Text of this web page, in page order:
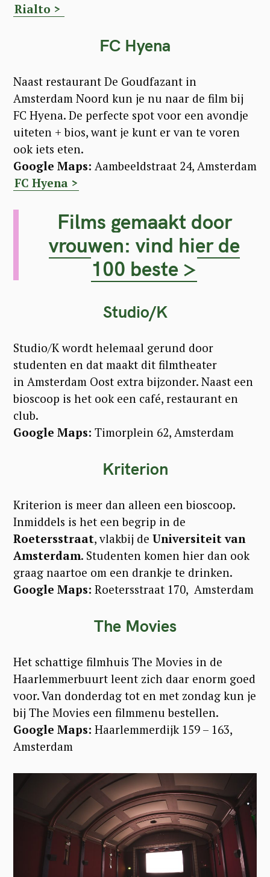
Rialto >
FC Hyena
Naast restaurant De Goudfazant in
Amsterdam Noord kun je nu naar de film bij
FC Hyena. De perfecte spot voor een avondje
uiteten + bios, want je kunt er van te voren
ook iets eten.
Google Maps: Aambeeldstraat 24, Amsterdam
FC Hyena >
Films gemaakt door
vrouwen: vind hier de
100 beste >
Studio/K
Studio/K wordt helemaal gerund door
studenten en dat maakt dit filmtheater
in Amsterdam Oost extra bijzonder. Naast een
bioscoop is het ook een café, restaurant en
club.
Google Maps: Timorplein 62, Amsterdam
Kriterion
Kriterion is meer dan alleen een bioscoop.
Inmiddels is het een begrip in de
Roetersstraat, vlakbij de Universiteit van
Amsterdam. Studenten komen hier dan ook
graag naartoe om een drankje te drinken.
Google Maps: Roetersstraat 170, Amsterdam
The Movies
Het schattige filmhuis The Movies in de
Haarlemmerbuurt leent zich daar enorm goed
voor. Van donderdag tot en met zondag kun je
bij The Movies een filmmenu bestellen.
Google Maps: Haarlemmerdijk 159 – 163,
Amsterdam